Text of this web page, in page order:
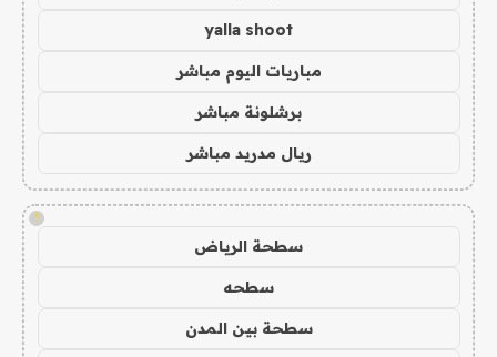
yalla shoot
مباريات اليوم مباشر
برشلونة مباشر
ريال مدريد مباشر
!
سطحة الرياض
سطحه
سطحة بين المدن